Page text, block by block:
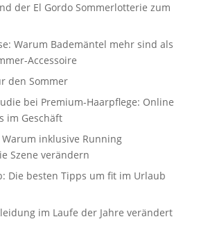
der El Gordo Sommerlotterie zum
Warum Bademäntel mehr sind als
Accessoire
den Sommer
bei Premium-Haarpflege: Online
im Geschäft
inklusive Running
Szene verändern
Die besten Tipps um fit im Urlaub
im Laufe der Jahre verändert